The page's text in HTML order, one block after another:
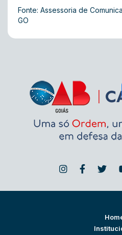
Fonte: Assessoria de
GO